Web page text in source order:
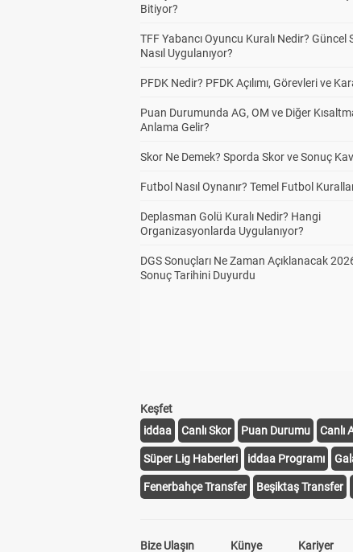
Bitiyor?
TFF Yabancı Oyuncu Kuralı Nedir? Güncel
Nasıl Uygulanıyor?
PFDK Nedir? PFDK Açılımı, Görevleri ve
Puan Durumunda AG, OM ve Diğer
Anlama Gelir?
Skor Ne Demek? Sporda Skor ve Sonuç
Futbol Nasıl Oynanır? Temel Futbol
Deplasman Golü Kuralı Nedir? Hangi
Organizasyonlarda Uygulanıyor?
DGS Sonuçları Ne Zaman Açıklanacak
Sonuç Tarihini Duyurdu
Keşfet
iddaa
Canlı Skor Puan Durumu Canlı
Süper Lig Haberleri iddaa Programı
Fenerbahçe Transfer Beşiktaş Transfer
Bize Ulaşın Künye Kariyer